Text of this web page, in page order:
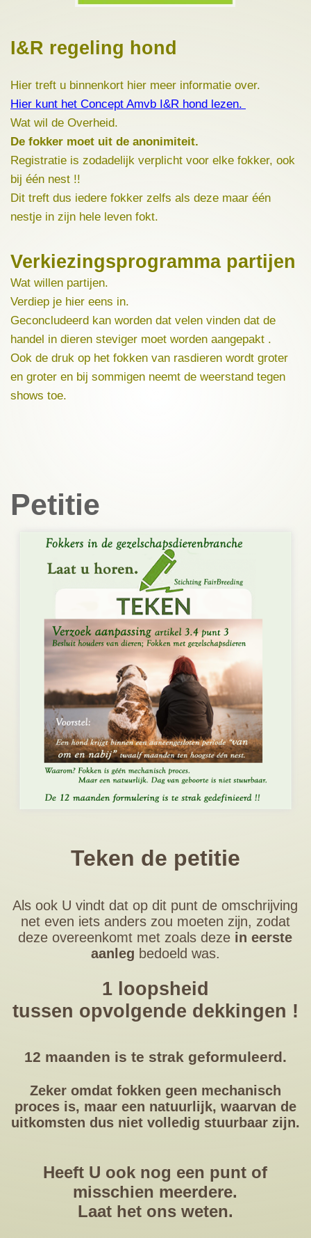
I&R regeling hond
Hier treft u binnenkort hier meer informatie over.
Hier kunt het Concept Amvb I&R hond lezen.
Wat wil de Overheid.
De fokker moet uit de anonimiteit.
Registratie is zodadelijk verplicht voor elke fokker, ook
bij één nest !!
Dit treft dus iedere fokker zelfs als deze maar één
nestje in zijn hele leven fokt.
Verkiezingsprogramma partijen
Wat willen partijen.
Verdiep je hier eens in.
Geconcludeerd kan worden dat velen vinden dat de
handel in dieren steviger moet worden aangepakt .
Ook de druk op het fokken van rasdieren wordt groter
en groter en bij sommigen neemt de weerstand tegen
shows toe.
Petitie
Teken de petitie
Als ook U vindt dat op dit punt de omschrijving
net even iets anders zou moeten zijn, zodat
deze overeenkomt met zoals deze in eerste
aanleg bedoeld was.
1 loopsheid
tussen opvolgende dekkingen !
12 maanden is te strak geformuleerd.
Zeker omdat fokken geen mechanisch
proces is, maar een natuurlijk, waarvan de
uitkomsten dus niet volledig stuurbaar zijn.
Heeft U ook nog een punt of
misschien meerdere.
Laat het ons weten.